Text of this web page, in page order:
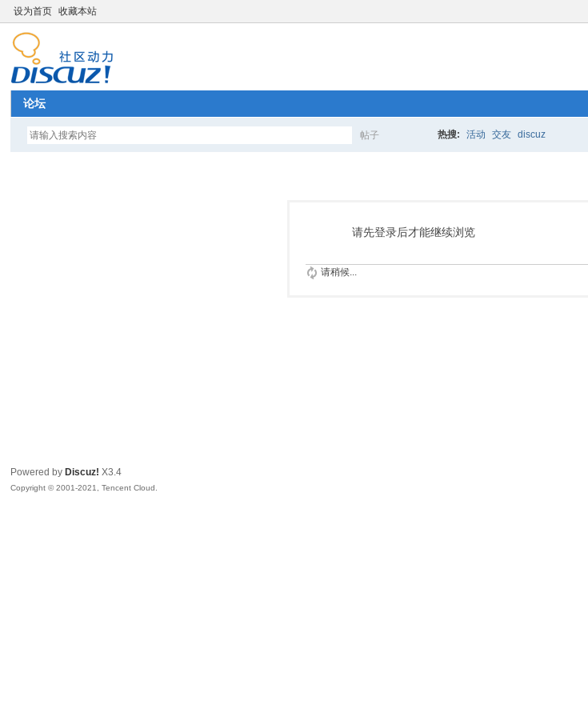
设为首页 收藏本站
论坛
帖子
索
热搜: 活动 交友 discuz
请先登录后才能继续浏览
请稍候...
Powered by Discuz! X3.4
Copyright © 2001-2021, Tencent Cloud.